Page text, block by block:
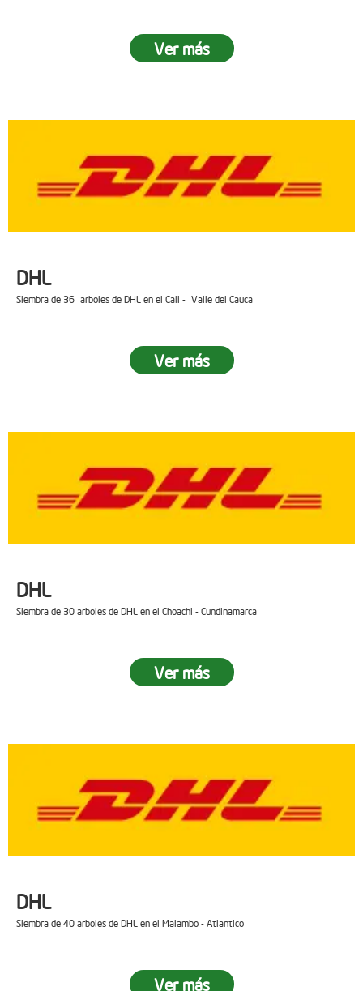
Ver más
DHL
Siembra de 36 arboles de DHL en el Cali - Valle del Cauca
Ver más
DHL
Siembra de 30 arboles de DHL en el Choachi - Cundinamarca
Ver más
DHL
Siembra de 40 arboles de DHL en el Malambo - Atlantico
Ver más